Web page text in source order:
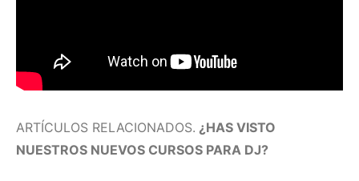
ARTÍCULOS RELACIONADOS. ¿HAS VISTO
NUESTROS NUEVOS CURSOS PARA DJ?